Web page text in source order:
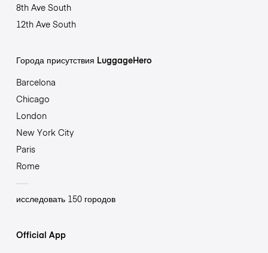
8th Ave South
12th Ave South
Города присутствия LuggageHero
Barcelona
Chicago
London
New York City
Paris
Rome
исследовать 150 городов
Official App